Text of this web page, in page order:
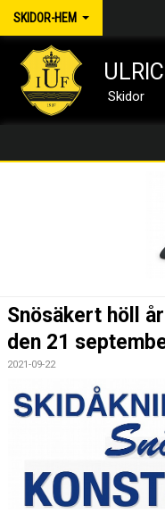
SKIDOR-HEM
Skidor
SKIDUTHYRNING &
ARRANGEMANG
MEDLEMSKAP
Snösäkert höll
den 21
2021-09-22